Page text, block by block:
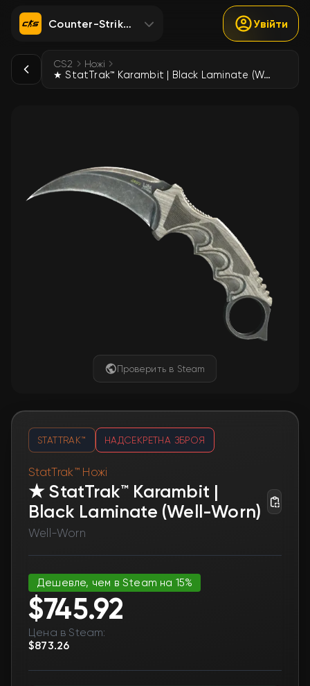
Counter-Strike 2 Увійти
CS2 Ножі
★ StatTrak™ Karambit | Black Laminate (Well-Worn)
Проверить в Steam
STATTRAK™ НАДСЕКРЕТНА ЗБРОЯ
StatTrak™ Ножі
★ StatTrak™ Karambit |
Black Laminate (Well-Worn)
Well-Worn
Дешевле, чем в Steam на 15%
$745.92
Цена в Steam:
$873.26